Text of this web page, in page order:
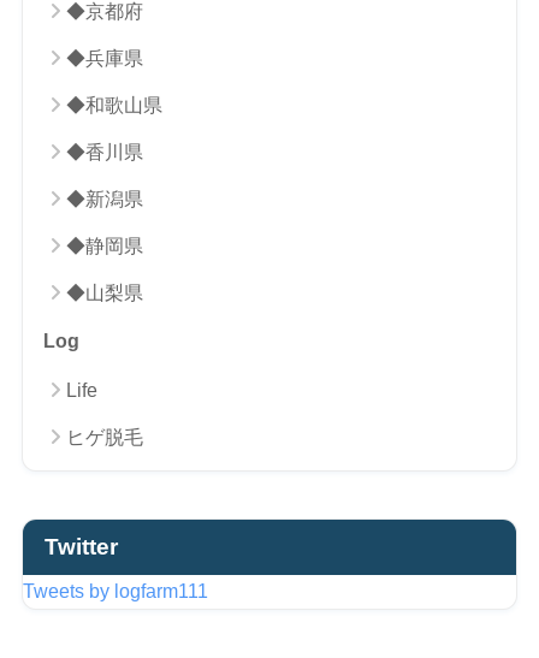
◆京都府
◆兵庫県
◆和歌山県
◆香川県
◆新潟県
◆静岡県
◆山梨県
Log
Life
ヒゲ脱毛
Twitter
Tweets by logfarm111